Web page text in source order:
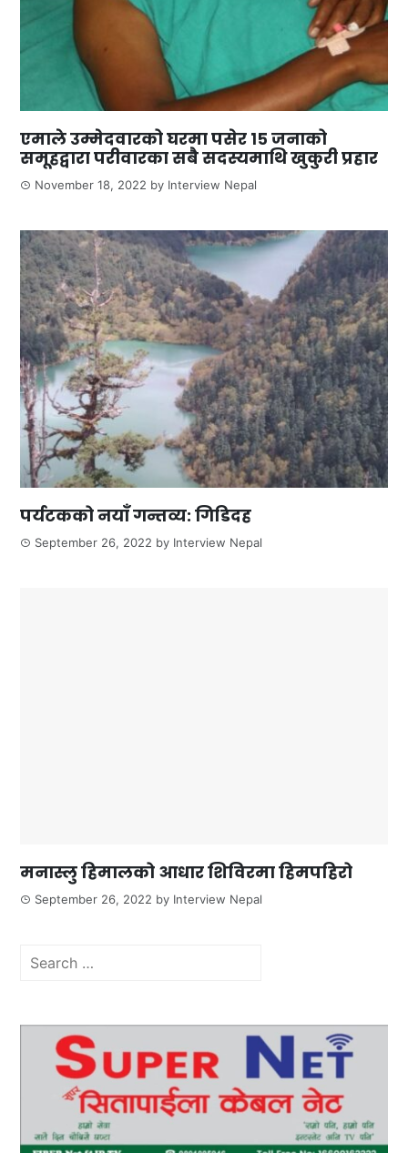
एमाले उम्मेदवारको घरमा पसेर १५ जनाको
समूहद्वारा परीवारका सबै सदस्यमाथि खुकुरी प्रहार
November 18, 2022 by Interview Nepal
पर्यटकको नयाँ गन्तव्य: गिडिदह
September 26, 2022 by Interview Nepal
मनास्लु हिमालको आधार शिविरमा हिमपहिरो
September 26, 2022 by Interview Nepal
Search